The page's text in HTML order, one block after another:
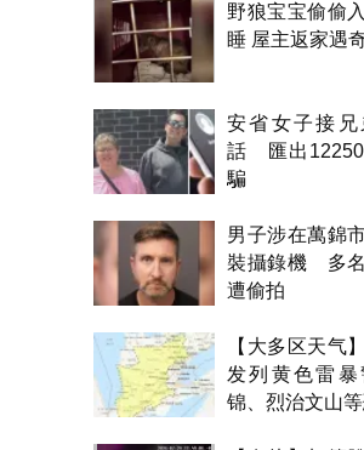
野狼宝宝偷偷
睡 屋主返家遇
安省女子接兄
話 匯出12250
騙
男子涉在萬錦
裝攝錄機 多
遭偷拍
【大多区天气
发列黄色雷
锦、烈治文山